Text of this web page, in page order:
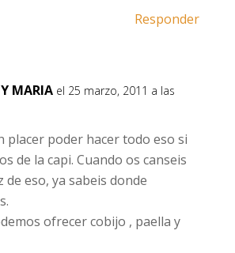
Responder
MARIA el 25 marzo, 2011 a las
placer poder hacer todo eso si
de la capi. Cuando os canseis
de eso, ya sabeis donde
ofrecer cobijo , paella y